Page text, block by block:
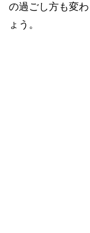
の過ごし方も変
ょう。